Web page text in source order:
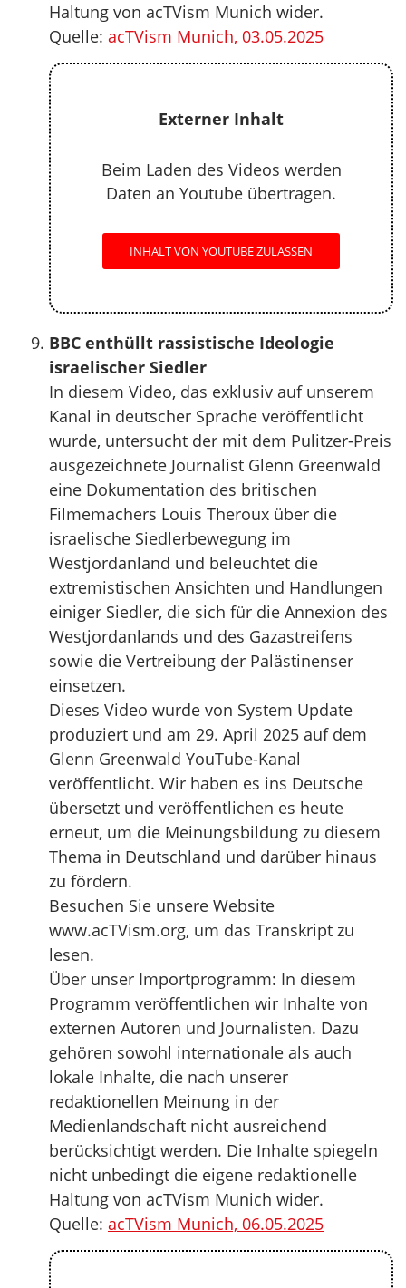
Haltung von acTVism Munich wider.
Quelle: acTVism Munich, 03.05.2025
Externer Inhalt
Beim Laden des Videos werden
Daten an Youtube übertragen.
INHALT VON YOUTUBE ZULASSEN
BBC enthüllt rassistische Ideologie
israelischer Siedler
In diesem Video, das exklusiv auf unserem
Kanal in deutscher Sprache veröffentlicht
wurde, untersucht der mit dem Pulitzer-Preis
ausgezeichnete Journalist Glenn Greenwald
eine Dokumentation des britischen
Filmemachers Louis Theroux über die
israelische Siedlerbewegung im
Westjordanland und beleuchtet die
extremistischen Ansichten und Handlungen
einiger Siedler, die sich für die Annexion des
Westjordanlands und des Gazastreifens
sowie die Vertreibung der Palästinenser
einsetzen.
Dieses Video wurde von System Update
produziert und am 29. April 2025 auf dem
Glenn Greenwald YouTube-Kanal
veröffentlicht. Wir haben es ins Deutsche
übersetzt und veröffentlichen es heute
erneut, um die Meinungsbildung zu diesem
Thema in Deutschland und darüber hinaus
zu fördern.
Besuchen Sie unsere Website
www.acTVism.org, um das Transkript zu
lesen.
Über unser Importprogramm: In diesem
Programm veröffentlichen wir Inhalte von
externen Autoren und Journalisten. Dazu
gehören sowohl internationale als auch
lokale Inhalte, die nach unserer
redaktionellen Meinung in der
Medienlandschaft nicht ausreichend
berücksichtigt werden. Die Inhalte spiegeln
nicht unbedingt die eigene redaktionelle
Haltung von acTVism Munich wider.
Quelle: acTVism Munich, 06.05.2025